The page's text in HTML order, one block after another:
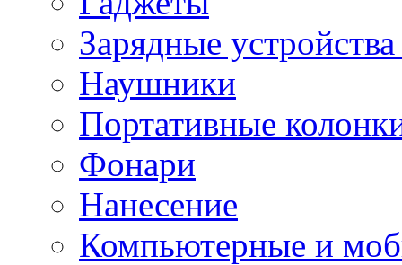
Зарядные
Наушники
Портативные
Фонари
Нанесение
Компьютерные и